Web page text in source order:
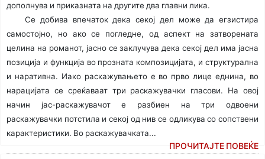
дополнува и приказната на другите два главни лика.
Се добива впечаток дека секој дел може да егзистира
самостојно, но ако се погледне, од аспект на затворената
целина на романот, јасно се заклучува дека секој дел има јасна
позиција и функција во прозната композицијата, и структурална
и наративна. Иако раскажувањето е во прво лице еднина, во
нарацијата се среќаваат три раскажувачки гласови. На овој
начин јас-раскажувачот е разбиен на три одвоени
раскажувачки потстила и секој од нив се одликува со сопствени
карактеристики. Во раскажувачката...
ПРОЧИТАЈТЕ ПОВЕЌЕ